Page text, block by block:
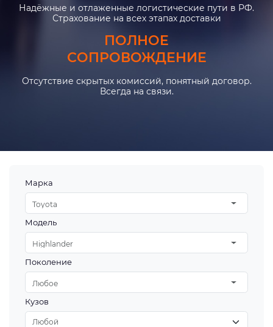
Надёжные и отлаженные логистические пути в РФ.
Страхование на всех этапах доставки
ПОЛНОЕ
СОПРОВОЖДЕНИЕ
Отсутствие скрытых комиссий, понятный договор.
Всегда на связи.
Марка
Toyota
Модель
Highlander
Поколение
Любое
Кузов